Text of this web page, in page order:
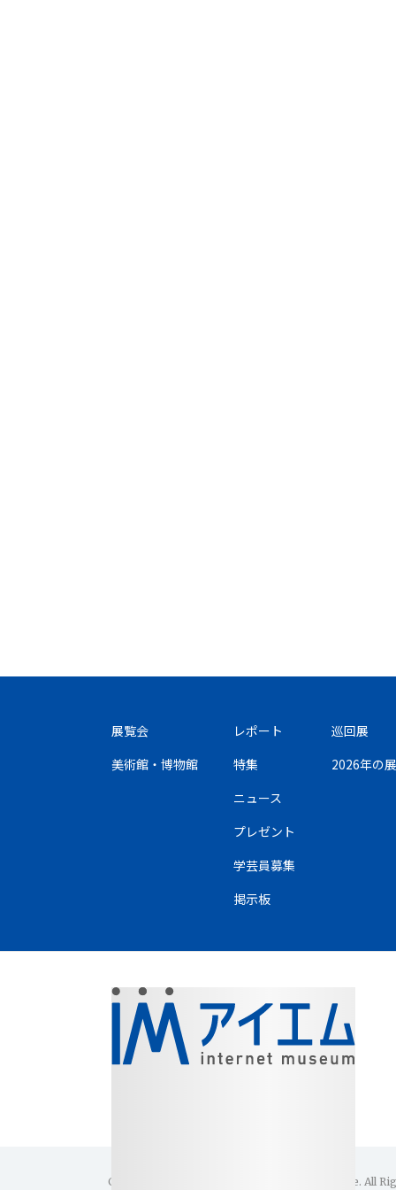
展覧会
美術館・博物館
レポート
特集
ニュース
プレゼント
学芸員募集
掲示板
巡回展
2026年の
Copyright(C)1996-2026 Internet Museum Office. All